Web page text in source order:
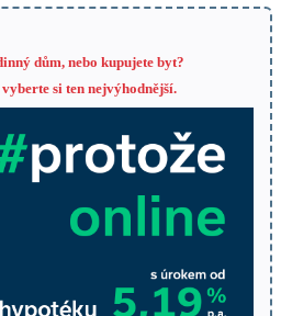
dům, nebo kupujete byt?
vyberte si ten nejvýhodnější.